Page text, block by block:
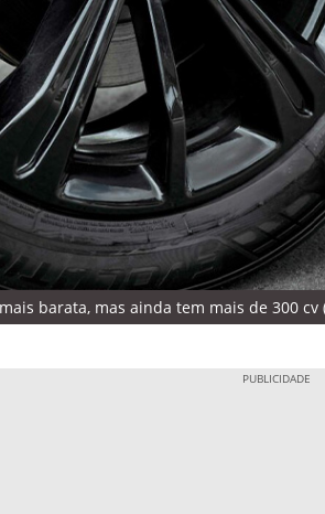
barata, mas ainda tem mais de 300 cv